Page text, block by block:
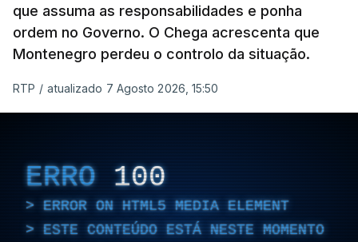
Empreiteiro da
Construbarcelos também
fez obras na casa do diretor
financeiro da PJ
atualizado 7 Agosto 2026, 14:25
também trabalhou para o
diretor financeiro da PJ
atualizado 7 Agosto 2026, 14:26
que assuma as responsabilidades e ponha
ordem no Governo. O Chega acrescenta que
Montenegro perdeu o controlo da situação.
RTP / atualizado 7 Agosto 2026, 15:50
ERRO 100
ERROR ON HTML5 MEDIA ELEMENT
ESTE CONTEÚDO ESTÁ NESTE MOMENTO